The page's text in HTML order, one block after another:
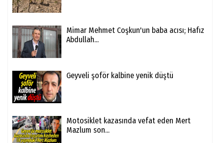
Mimar Mehmet Coşkun'un baba acısı; Hafız
Abdullah...
Geyveli şoför kalbine yenik düştü
Motosiklet kazasında vefat eden Mert
Mazlum son...